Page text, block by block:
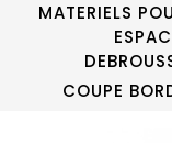
MATERIELS
COUPE